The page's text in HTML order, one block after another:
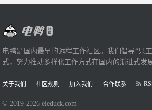
电鸭是国内最早的远程工作社区。我们倡导“只
式，努力推动多样化工作方式在国内的渐进式发展
关于我们 社区规则 加入我们 合作联系
© 2019-2026 eleduck.com